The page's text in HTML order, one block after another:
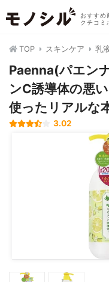
おすすめ
クチコミ
TOP スキンケア 乳
Paenna(パエン
ンC誘導体の悪
使ったリアルな
3.02